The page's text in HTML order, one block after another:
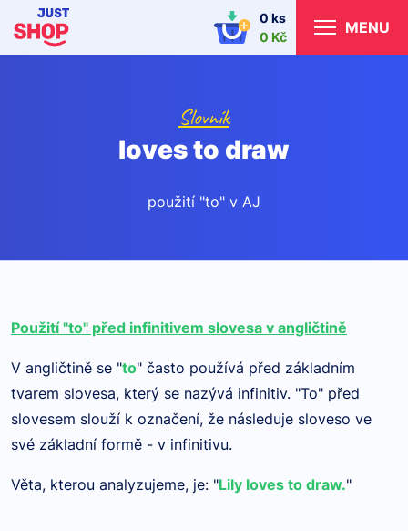
0 ks
0 Kč
MENU
Slovník
loves to draw
použití "to" v AJ
Použití "to" před infinitivem slovesa v angličtině
V angličtině se "to" často používá před základním
tvarem slovesa, který se nazývá infinitiv. "To" před
slovesem slouží k označení, že následuje sloveso ve
své základní formě - v infinitivu.
Věta, kterou analyzujeme, je: "Lily loves to draw."